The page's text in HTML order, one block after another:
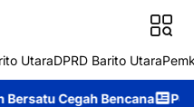
UtaraDPRD Barito Utara
Perkuat Sinergi dan